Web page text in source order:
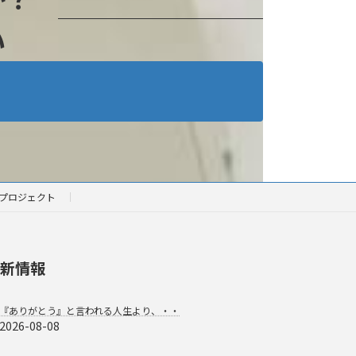
ロジェクト
情報
『ありがとう』と言われる人生より、・・
2026-08-08